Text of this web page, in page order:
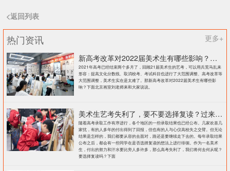
<返回列表
热门资讯
更多+
新高考改革对2022届美术生有哪些影响？北京画室刘老师来和大家说说
2021年高考已经结束两个多月了，回顾21届美术生的艺考，可以用兵荒马乱来
形容：提高文化分数线、取消校考、考试科目也进行了大范围调整、高考改革等
大范围调整，美术生实在是太难了。那新高考改革对2022届美术生有哪些影
响？下面北京画室刘老师来和大家说说。
美术生艺考失利了，要不要选择复读？过来人提出这几点建议
随着高考录取工作有序进行，各个地区的一些录取结果也已经公布。几家欢喜几
家忧，有的人多年的付出得到了回报，但也有的人与心仪高校失之交臂。但无论
结果是怎样的，我们都要从容的去面对，路还是要继续走下去的。每年录取结果
公布之后，都会有一些同学在是否选择复读的想法上进行徘徊。作为一名美术
生，付出的努力和汗水要比旁人多许多，那么高考失利了，我们将何去何从呢？
要选择复读吗？下面